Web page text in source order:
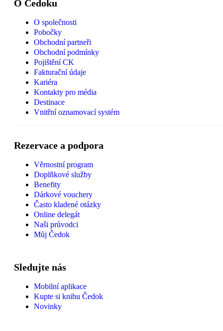
O Čedoku
O společnosti
Pobočky
Obchodní partneři
Obchodní podmínky
Pojištění CK
Fakturační údaje
Kariéra
Kontakty pro média
Destinace
Vnitřní oznamovací systém
Rezervace a podpora
Věrnostní program
Doplňkové služby
Benefity
Dárkové vouchery
Často kladené otázky
Online delegát
Naši průvodci
Můj Čedok
Sledujte nás
Mobilní aplikace
Kupte si knihu Čedok
Novinky